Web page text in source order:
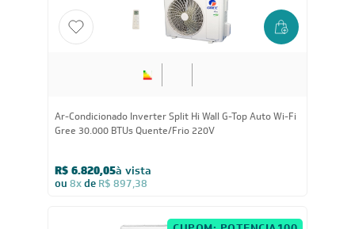
Ar-Condicionado Multi Split Inverter R-32 Gree 24.000
(1x Evap HW 9.000 + 2x Evap HW 12.000) Quente/Frio
R$ 11.062,75 à vista
ou 8xde R$ 1.455,63